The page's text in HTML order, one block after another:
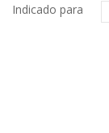
Indicado para